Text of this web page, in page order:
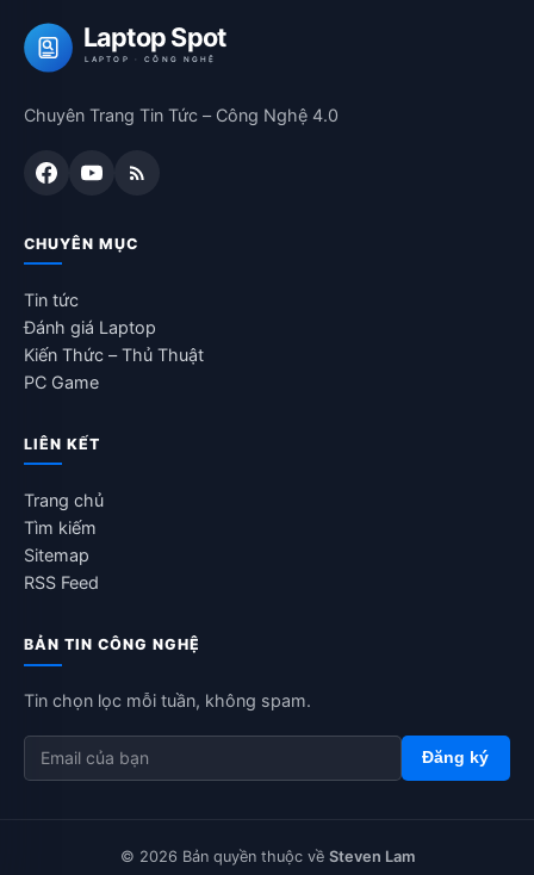
Laptop Spot
LAPTOP · CÔNG NGHỆ
Chuyên Trang Tin Tức – Công Nghệ 4.0
CHUYÊN MỤC
Tin tức
Đánh giá Laptop
Kiến Thức – Thủ Thuật
PC Game
LIÊN KẾT
Trang chủ
Tìm kiếm
Sitemap
RSS Feed
BẢN TIN CÔNG NGHỆ
Tin chọn lọc mỗi tuần, không spam.
Đăng ký
© 2026 Bản quyền thuộc về Steven Lam